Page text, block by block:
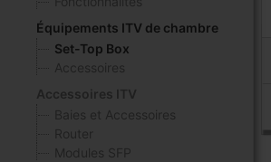
Équipements ITV de chambre
Set-Top Box
Accessoires
Accessoires ITV
Baies et Accessoires
Router
Modules SFP